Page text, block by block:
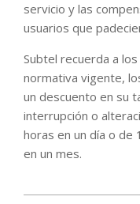
servicio y las
usuarios que
Subtel recuerda a
normativa vigente,
un descuento en su
interrupción o
horas en un día o de
en un mes.